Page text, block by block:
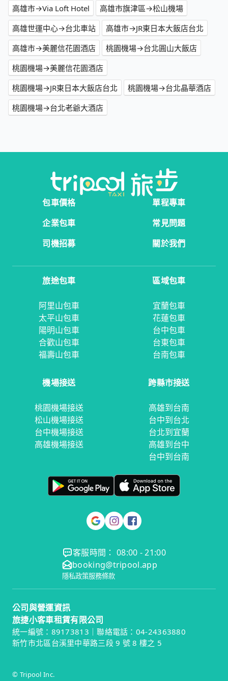
高雄市→Via Loft Hotel
高雄市旗津區→松山機場
高雄世運中心→台北車站
高雄市→JR東日本大飯店台北
高雄市→美麗信花園酒店
桃園機場→台北圓山大飯店
桃園機場→美麗信花園酒店
桃園機場→JR東日本大飯店台北
桃園機場→台北晶華酒店
桃園機場→台北老爺大酒店
包車價格
單程專車
企業包車
常見問題
司機招募
關於我們
旅途包車
阿里山包車
太平山包車
陽明山包車
合歡山包車
福壽山包車
區域包車
宜蘭包車
花蓮包車
台中包車
台東包車
台南包車
機場接送
桃園機場接送
松山機場接送
台中機場接送
高雄機場接送
跨縣市接送
高雄到台南
台中到台北
台北到宜蘭
高雄到台中
台中到台南
客服時間： 08:00 - 21:00
booking@tripool.app
隱私政策服務條款
公司與營運資訊
旅捷小客車租賃有限公司
統一編號：89173813｜聯絡電話：04-24363880
新竹市北區台溪里中華路三段 9 號 8 樓之 5
© Tripool Inc.